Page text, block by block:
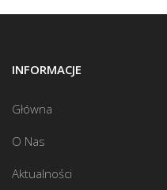
INFORMACJE
Główna
O Nas
Aktualności